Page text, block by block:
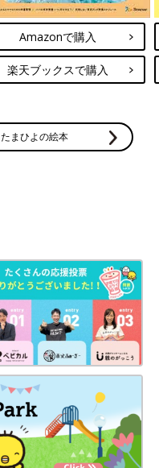
Amazonで購入
楽天ブックスで購入
たまひよの絵本